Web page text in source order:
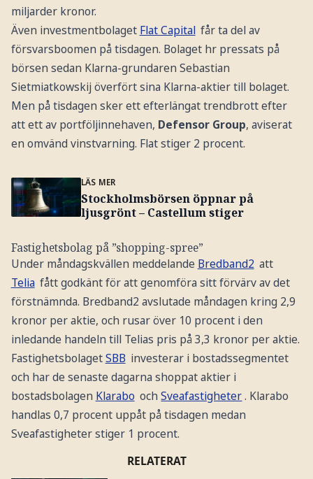
miljarder kronor.
Även investmentbolaget Flat Capital får ta del av
försvarsboomen på tisdagen. Bolaget hr pressats på
börsen sedan Klarna-grundaren Sebastian
Sietmiatkowskij överfört sina Klarna-aktier till bolaget.
Men på tisdagen sker ett efterlängat trendbrott efter
att ett av portföljinnehaven, Defensor Group, aviserat
en omvänd vinstvarning. Flat stiger 2 procent.
LÄS MER
Stockholmsbörsen öppnar på
ljusgrönt – Castellum stiger
Fastighetsbolag på ”shopping-spree”
Under måndagskvällen meddelande Bredband2 att
Telia fått godkänt för att genomföra sitt förvärv av det
förstnämnda. Bredband2 avslutade måndagen kring 2,9
kronor per aktie, och rusar över 10 procent i den
inledande handeln till Telias pris på 3,3 kronor per aktie.
FastighetsbolagetSBB investerar i bostadssegmentet
och har de senaste dagarna shoppat aktier i
bostadsbolagen Klarabo ochSveafastigheter. Klarabo
handlas 0,7 procent uppåt på tisdagen medan
Sveafastigheter stiger 1 procent.
RELATERAT